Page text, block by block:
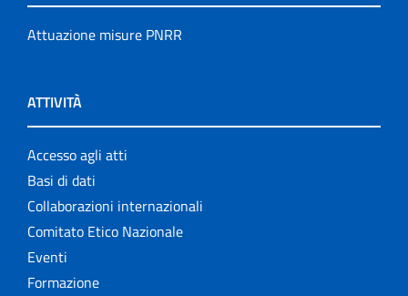
Attuazione misure PNRR
ATTIVITÀ
Accesso agli atti
Basi di dati
Collaborazioni internazionali
Comitato Etico Nazionale
Eventi
Formazione